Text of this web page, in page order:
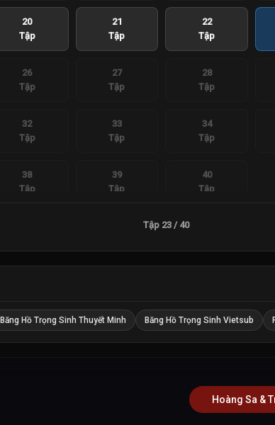
20
Tập
21
Tập
22
Tập
26
Tập
27
Tập
28
Tập
32
Tập
33
Tập
34
Tập
38
Tập
39
Tập
40
Tập
Tập 23 / 40
Băng Hồ Trọng Sinh Thuyết Minh Băng Hồ Trọng Sinh Vietsub
Hoàng Sa &